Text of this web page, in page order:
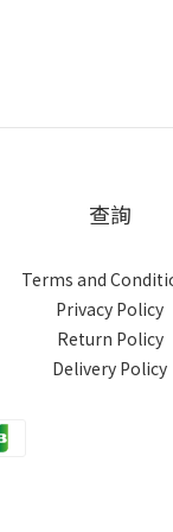
查詢
Terms and
Privacy Policy
Return Policy
Delivery Policy